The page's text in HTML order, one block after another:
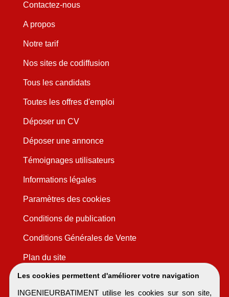
Les cookies permettent d'améliorer votre navigation
INGENIEURBATIMENT utilise les cookies sur son site,
Contactez-nous
A propos
Notre tarif
Nos sites de codiffusion
Tous les candidats
Toutes les offres d'emploi
Déposer un CV
Déposer une annonce
Témoignages utilisateurs
Informations légales
Paramètres des cookies
Conditions de publication
Conditions Générales de Vente
Plan du site